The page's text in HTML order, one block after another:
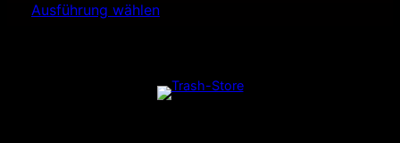
Ausführung wählen